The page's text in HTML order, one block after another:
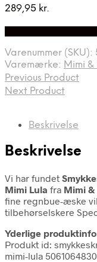
289,95 kr.
Varenummer (SKU):
Varemærke: Mimi &
Previous Product
Next Product
Beskrivelse
Beskrivelse
Vi har fundet
Mimi Lula fra Mimi &
fine regnbue-æske
tilbehørselskere
Yderlige
Produkt id:
mimi-lula